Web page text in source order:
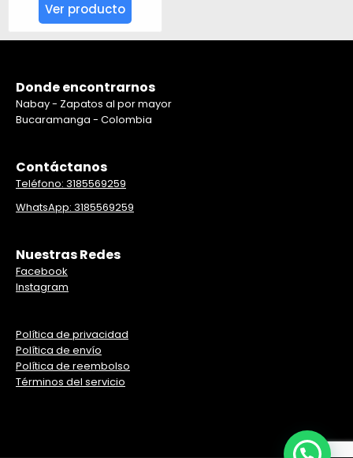
Ver producto
Donde encontrarnos
Nabay - Zapatos al por mayor
Bucaramanga - Colombia
Contáctanos
Teléfono: 3185569259
WhatsApp: 3185569259
Nuestras Redes
Facebook
Instagram
Política de privacidad
Política de envío
Política de reembolso
Términos del servicio